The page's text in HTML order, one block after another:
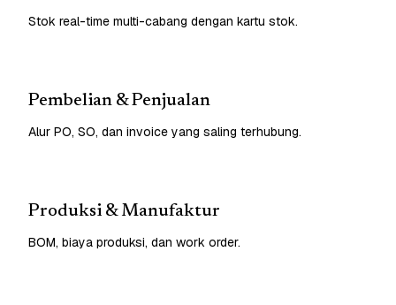
Stok real-time multi-cabang dengan kartu stok.
Pembelian & Penjualan
Alur PO, SO, dan invoice yang saling terhubung.
Produksi & Manufaktur
BOM, biaya produksi, dan work order.